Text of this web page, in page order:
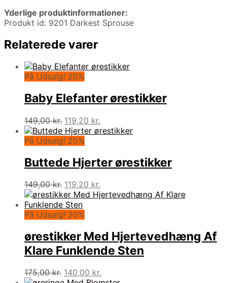
Yderlige produktinformationer:
Produkt id: 9201 Darkest Sprouse
Relaterede varer
På Udsalg! 20%
Baby Elefanter ørestikker
149,00kr. Den
oprindelige
pris
149,00 kr..
119,20 kr.
aktuelle
119,20 kr..
På Udsalg! 20%
Buttede Hjerter ørestikker
149,00kr. Den
oprindelige
pris
var:
119,20 kr.
aktuelle
På Udsalg! 20%
ørestikker Med Hjertevedhæng Af
Klare Funklende Sten
175,00kr. Den
140,00 kr.